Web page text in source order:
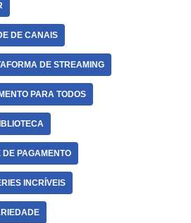
DE CANAIS
DE STREAMING
PARA TODOS
PAGAMENTO
INCRÍVEIS